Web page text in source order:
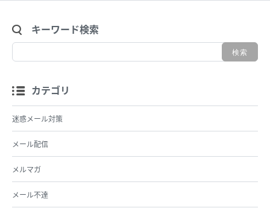
キーワード検索
カテゴリ
迷惑メール対策
メール配信
メルマガ
メール不達